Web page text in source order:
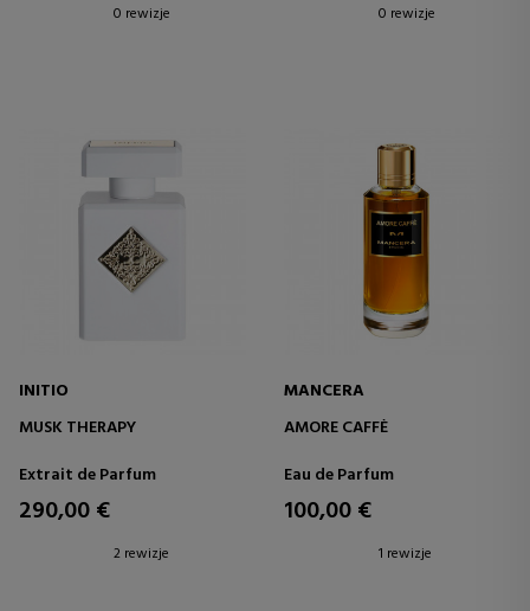
0 rewizje 0 rewizje
INITIO
MUSK THERAPY
Extrait de Parfum
290,00 €
2 rewizje
MANCERA
AMORE CAFFÈ
Eau de Parfum
100,00 €
1 rewizje